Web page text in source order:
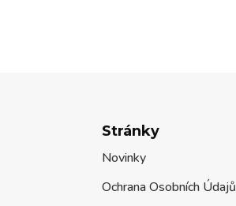
Stránky
Novinky
Ochrana Osobních Údajů